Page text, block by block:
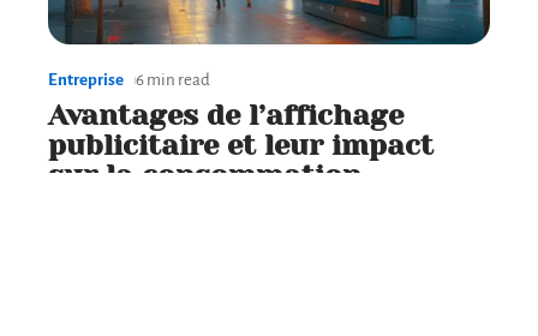
Entreprise 6 min read
Avantages de l’affichage
publicitaire et leur impact
sur la consommation